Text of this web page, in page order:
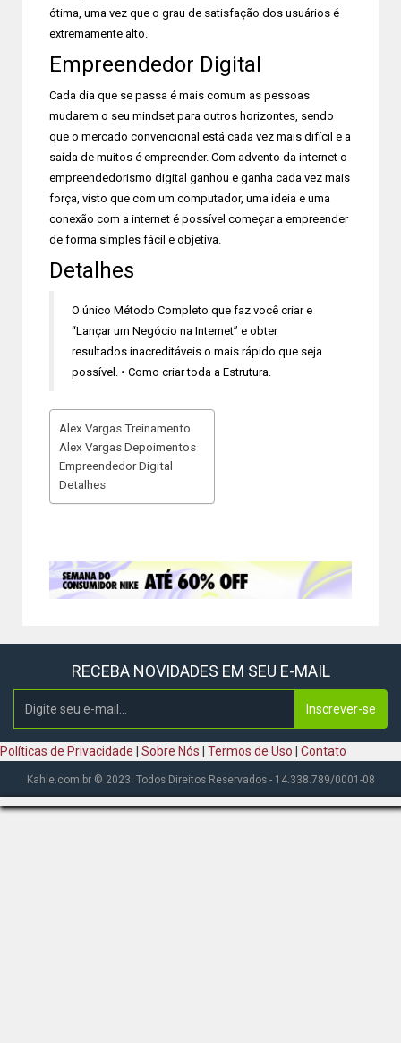
ótima, uma vez que o grau de satisfação dos usuários é
extremamente alto.
Empreendedor Digital
Cada dia que se passa é mais comum as pessoas
mudarem o seu mindset para outros horizontes, sendo
que o mercado convencional está cada vez mais difícil e a
saída de muitos é empreender. Com advento da internet o
empreendedorismo digital ganhou e ganha cada vez mais
força, visto que com um computador, uma ideia e uma
conexão com a internet é possível começar a empreender
de forma simples fácil e objetiva.
Detalhes
O único Método Completo que faz você criar e
“Lançar um Negócio na Internet” e obter
resultados inacreditáveis o mais rápido que seja
possível. • Como criar toda a Estrutura.
Alex Vargas Treinamento
Alex Vargas Depoimentos
Empreendedor Digital
Detalhes
RECEBA NOVIDADES EM SEU E-MAIL
Inscrever-se
Políticas de Privacidade Sobre Nós Termos de Uso Contato
Kahle.com.br © 2023. Todos Direitos Reservados - 14.338.789/0001-08